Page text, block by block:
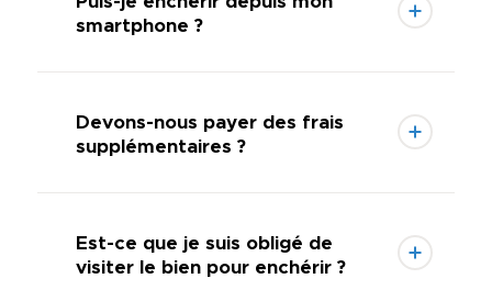
smartphone ?
Devons-nous payer des frais
supplémentaires ?
Est-ce que je suis obligé de
visiter le bien pour enchérir ?